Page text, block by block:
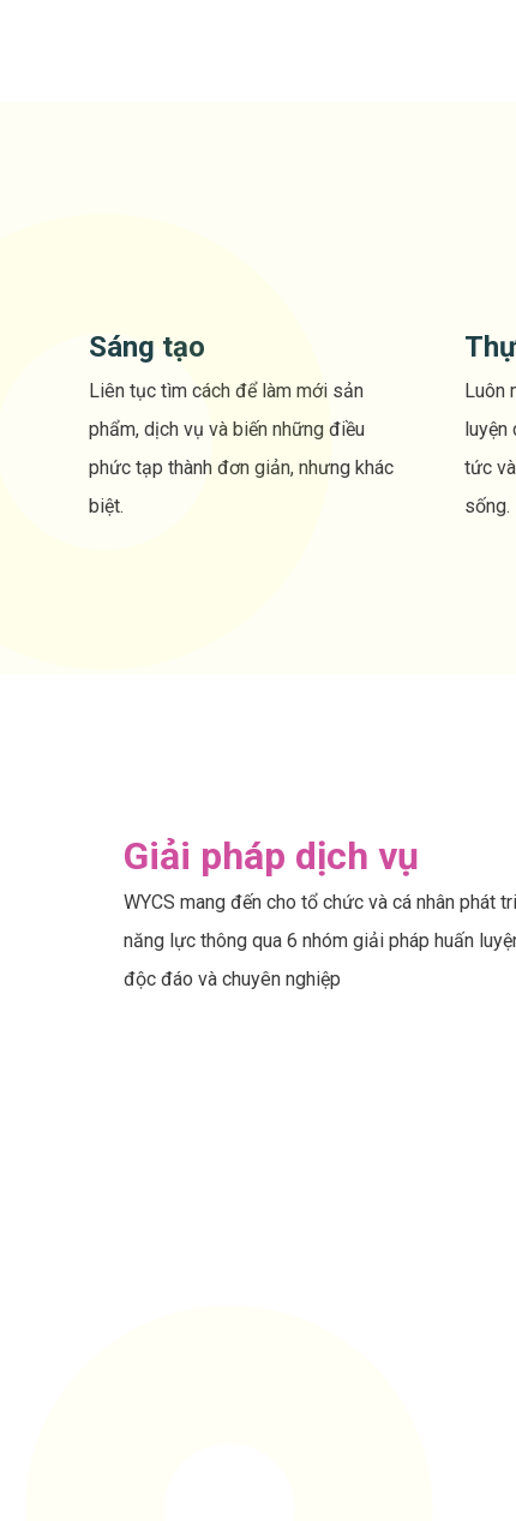
Sáng tạo
Liên tục tìm cách để làm mới sản
phẩm, dịch vụ và biến những điều
phức tạp thành đơn giản, nhưng khác
biệt.
Luôn
luyện
tức
sống.
Giải pháp dịch vụ
WYCS mang đến cho tổ chức và cá nhân phát
năng lực thông qua 6 nhóm giải pháp huấn
độc đáo và chuyên nghiệp